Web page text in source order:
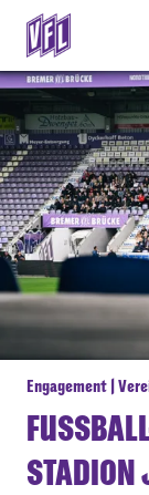
Engagement |
TADION